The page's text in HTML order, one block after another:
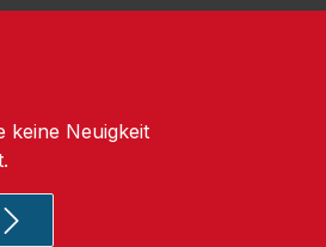
keine Neuigkeit